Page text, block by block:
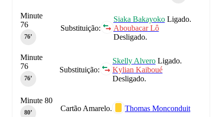
Substituição:
Siaka BakayokoLigado.
Aboubacar Lô
Desligado.
Minute
76
76‎’‎
Substituição:
Skelly AlveroLigado.
Kylian Kaiboué
Desligado.
Minute
76
76‎’‎
Cartão Amarelo. Thomas Monconduit
Minute 80
80‎’‎